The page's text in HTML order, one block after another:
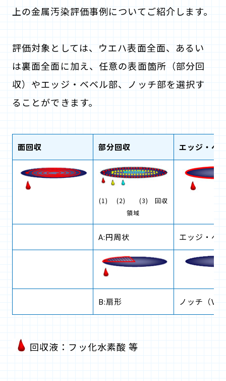
上の金属汚染評価事例についてご紹介します。
評価対象としては、ウエハ表面全面、あるい
は裏面全面に加え、任意の表面箇所（部分回
収）やエッジ・ベベル部、ノッチ部を選択す
ることができます。
面回収 部分回収 エッジ・ベ
(1) (2) (3) 回収
領域
A:円周状 エッジ・ベ
B:扇形 ノッチ（V
回収液：フッ化水素酸 等